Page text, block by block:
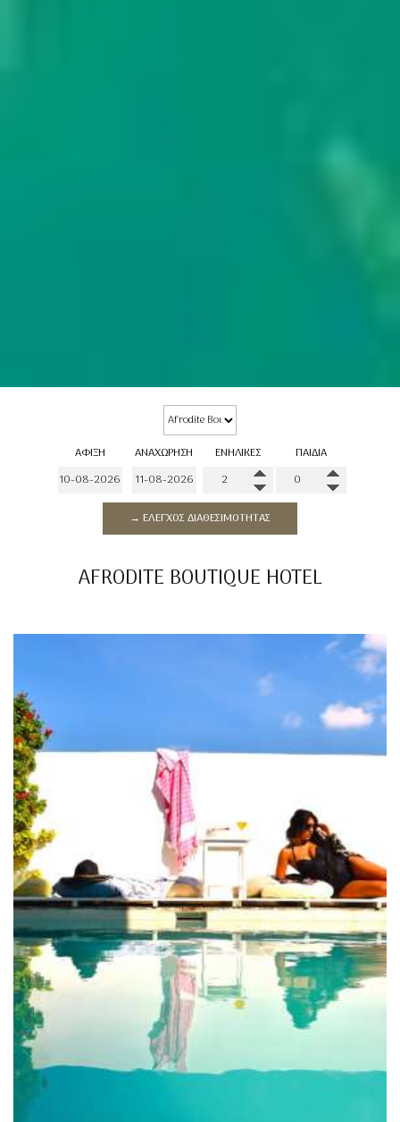
ΆΦΙΞΗ ΑΝΑΧΏΡΗΣΗ ΕΝΉΛΙΚΕΣ ΠΑΙΔΙΆ
→ ΈΛΕΓΧΟΣ ΔΙΑΘΕΣΙΜΌΤΗΤΑΣ
AFRODITE BOUTIQUE HOTEL
Μια τέλεια απόδραση κοντά
στην παραλία
Πέρα από τις όμορφες παραλίες που
βρίσκονται πολύ κοντά στο ξενοδοχείο, θα
βρείτε παραδοσιακές ταβέρνες, εστιατόρια,
καταστήματα, μπαρ, διάφορες υπηρεσίες,
δραστηριότητες αναψυχής και θαλάσσια σπορ
(surf, kite surfing, snorkeling, καταδύσεις), όλα
μέσα σε ένα ασφαλές περιβάλλον. Όλα αυτά
συνδυάζονται για να κάνουν τις διακοπές σας
μοναδικές και τη διαμονή σας πραγματικά
ευχάριστη και χαλαρωτική.